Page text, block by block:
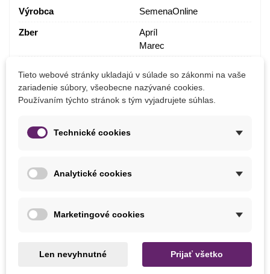
Výrobca SemenaOnline
Zber
Apríl
Marec
MOHLI BYSTE EŠTE POTREBOVAŤ
Pridať do košíka Pridať do košíka
Tieto webové stránky ukladajú v súlade so zákonmi na vaše
zariadenie súbory, všeobecne nazývané cookies.
Používaním týchto stránok s tým vyjadrujete súhlas.
Technické cookies
Analytické cookies
Marketingové cookies
Len nevyhnutné Prijať všetko